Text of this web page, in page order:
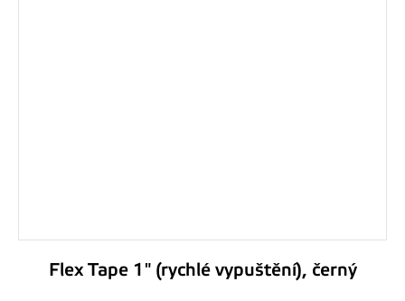
Flex Tape 1" (rychlé vypuštění), černý